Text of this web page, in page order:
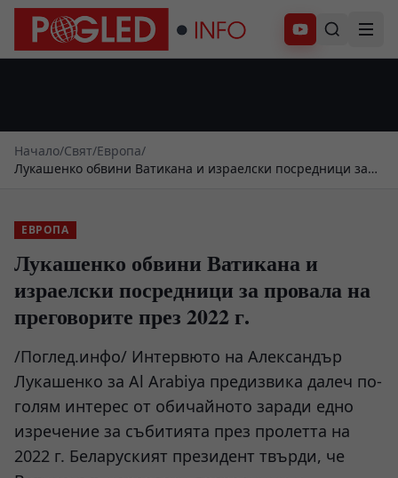
Абонирай се
Начало/Свят/Европа/
Лукашенко обвини Ватикана и израелски посредници за
ЕВРОПА
Лукашенко обвини Ватикана и
израелски посредници за провала на
преговорите през 2022 г.
/Поглед.инфо/ Интервюто на Александър
Лукашенко за Al Arabiya предизвика далеч по-
голям интерес от обичайното заради едно
изречение за събитията през пролетта на
2022 г. Беларуският президент твърди, че